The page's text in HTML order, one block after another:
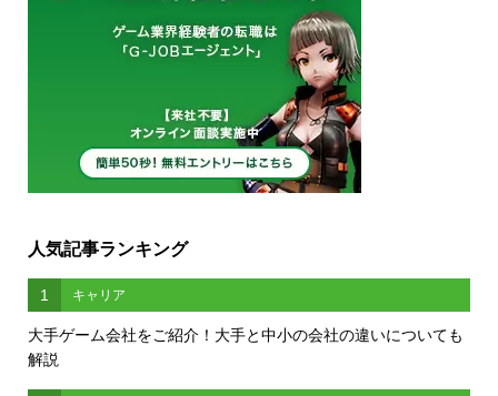
人気記事ランキング
1 キャリア
大手ゲーム会社をご紹介！大手と中小の会社の違いについても
解説